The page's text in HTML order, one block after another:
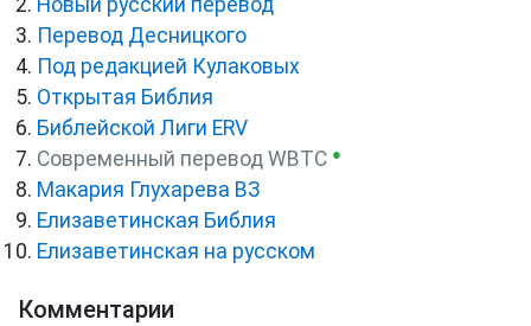
Новый русский перевод
Перевод Десницкого
Под редакцией Кулаковых
Открытая Библия
Библейской Лиги ERV
Cовременный перевод WBTC ●
Макария Глухарева ВЗ
Елизаветинская Библия
Елизаветинская на русском
Комментарии